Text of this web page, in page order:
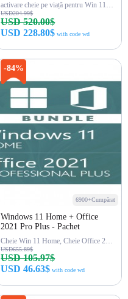
activare cheie pe viață pentru Win 11 Pro
USD204.99$
USD 520.00$
USD 228.80$ with code wd
-84%
6900+Cumpărat
Windows 11 Home + Office
2021 Pro Plus - Pachet
Cheie Win 11 Home, Cheie Office 2021 Pro
USD655.89$
USD 105.97$
USD 46.63$ with code wd